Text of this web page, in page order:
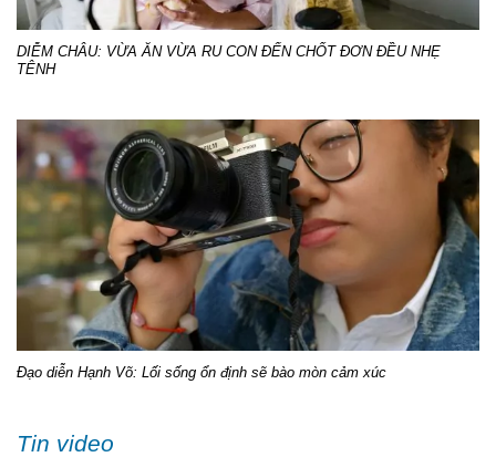
DIỄM CHÂU: VỪA ĂN VỪA RU CON ĐẾN CHỐT ĐƠN ĐỀU NHẸ
TÊNH
Đạo diễn Hạnh Võ: Lối sống ổn định sẽ bào mòn cảm xúc
Tin video